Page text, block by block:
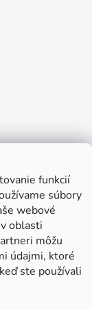
funkcií
súbory
webové
oblasti
môžu
údajmi, ktoré
ste používali